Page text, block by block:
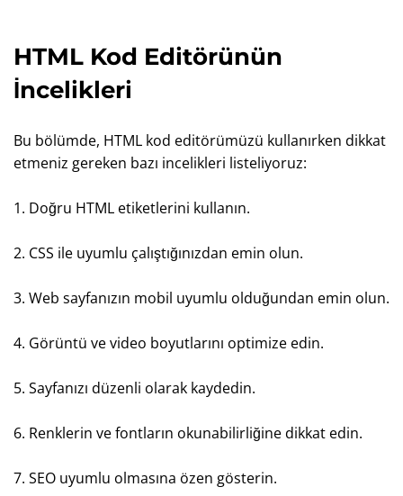
HTML Kod Editörünün
İncelikleri
Bu bölümde, HTML kod editörümüzü kullanırken dikkat
etmeniz gereken bazı incelikleri listeliyoruz:
1. Doğru HTML etiketlerini kullanın.
2. CSS ile uyumlu çalıştığınızdan emin olun.
3. Web sayfanızın mobil uyumlu olduğundan emin olun.
4. Görüntü ve video boyutlarını optimize edin.
5. Sayfanızı düzenli olarak kaydedin.
6. Renklerin ve fontların okunabilirliğine dikkat edin.
7. SEO uyumlu olmasına özen gösterin.